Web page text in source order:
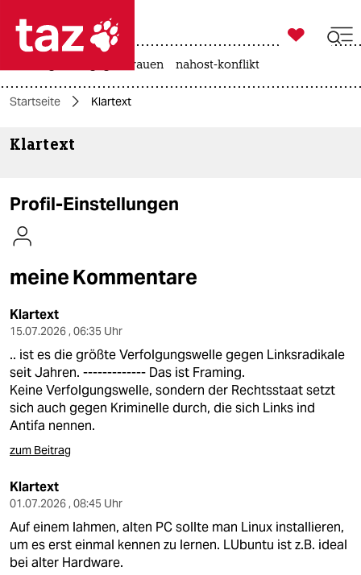
 taz zahl ich
themen
kultur
sport
berlin
nord
wahrheit
verlag
veranstaltungen
shop

taz zahl ich
gewalt gegen frauen nahost-konflikt
Startseite Klartext
Klartext
Profil-Einstellungen
meine Kommentare
Klartext
15.07.2026 , 06:35 Uhr
.. ist es die größte Verfolgungswelle gegen Linksradikale
seit Jahren. ------------- Das ist Framing.
Keine Verfolgungswelle, sondern der Rechtsstaat setzt
sich auch gegen Kriminelle durch, die sich Links ind
Antifa nennen.
zum Beitrag
Klartext
01.07.2026 , 08:45 Uhr
Auf einem lahmen, alten PC sollte man Linux installieren,
um es erst einmal kennen zu lernen. LUbuntu ist z.B. ideal
bei alter Hardware.